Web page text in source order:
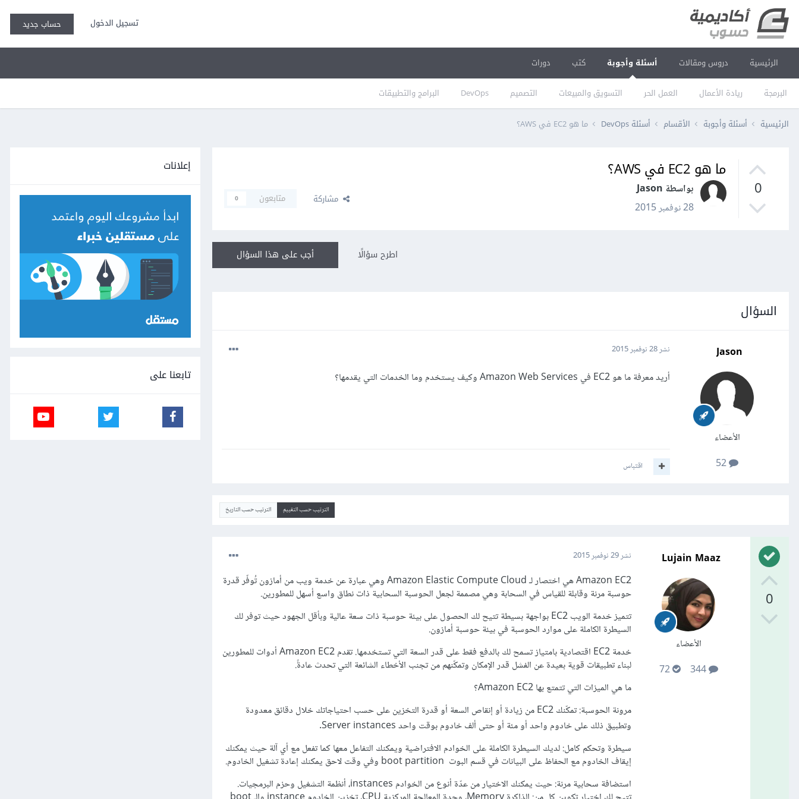
تسجيل الدخول حساب جديد
الرئيسية دروس ومقالات أسئلة وأجوبة
البرمجة ريادة الأعمال العمل الحر التسويق والمبيعات التصميم DevOps البرامج والتطبيقات
كتب دورات
الرئيسية أسئلة وأجوبة الأقسام أسئلة DevOps ما هو EC2 في AWS؟
0
ما هو EC2 في AWS؟
بواسطة Jason
28 نوفمبر 2015
مشاركة متابعون 0
أجب على هذا السؤال اطرح سؤالًا
السؤال
Jason
الأعضاء
نشر28 نوفمبر 2015
أريد معرفة ما هو EC2 في Amazon Web Services وكيف يستخدم وما الخدمات التي يقدمها؟
اقتباس
الترتيب حسب التقييم الترتيب حسب التاريخ
0
Lujain Maaz
الأعضاء
344
72
نشر29 نوفمبر 2015
Amazon EC2 هي اختصار لـ Amazon Elastic Compute Cloud وهي عبارة عن خدمة ويب من أمازون تُوفّر قدرة
حوسبة مرنة وقابلة للقياس في السحابة وهي مصممة لجعل الحوسبة السحابية ذات نطاق واسع أسهل للمطورين.
تتميز خدمة الويب EC2 بواجهة بسيطة تتيح لك الحصول على بيئة حوسبة ذات سعة عالية وبأقل الجهود حيث توفر لك
السيطرة الكاملة على موارد الحوسبة في بيئة حوسبة أمازون.
خدمة EC2 اقتصادية بامتياز تسمح لك بالدفع فقط على قدر السعة التي تستخدمها. تقدم Amazon EC2 أدوات للمطورين
لبناء تطبيقات قوية بعيدة عن الفشل قدر الإمكان وتمكّنهم من تجنب الأخطاء الشائعة التي تحدث عادةً.
ما هي الميزات التي تتمتع بها Amazon EC2؟
مرونة الحوسبة: تمكّنك EC2 من زيادة أو إنقاص السعة أو قدرة التخزين على حسب احتياجاتك خلال دقائق معدودة
وتطبيق ذلك على خادوم واحد أو مئة أو حتى ألف خادوم بوقت واحد Server instances
.
سيطرة وتحكم كامل: لديك السيطرة الكاملة على الخوادم الافتراضية ويمكنك التفاعل معها كما تفعل مع أي آلة حيث يمكنك
إيقاف الخادوم مع الحفاظ على البيانات في قسم البوت boot partition
وفي وقت لاحق يمكنك إعادة تشغيل الخادوم.
استضافة سحابية مرنة: حيث يمكنك الاختيار من عدّة أنوع من الخوادم instances، أنظمة التشغيل وحزم البرمجيات.
إعلانات
تابعنا على